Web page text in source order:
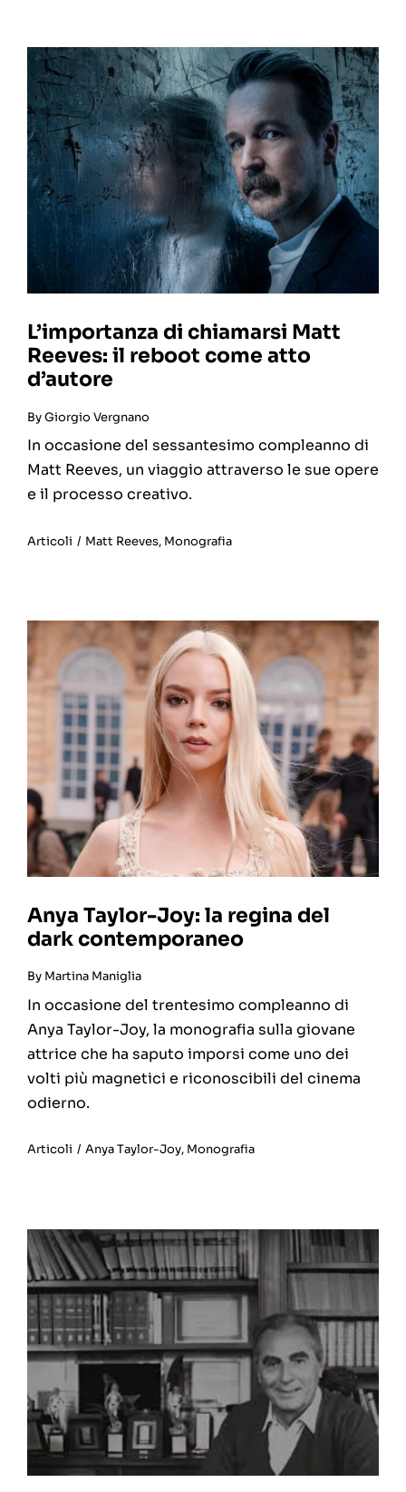
L’importanza di chiamarsi Matt
Reeves: il reboot come atto
d’autore
ByGiorgio Vergnano
In occasione del sessantesimo compleanno di
Matt Reeves, un viaggio attraverso le sue opere
e il processo creativo.
Articoli / Matt Reeves, Monografia
Anya Taylor-Joy: la regina del
dark contemporaneo
By Martina Maniglia
In occasione del trentesimo compleanno di
Anya Taylor-Joy, la monografia sulla giovane
attrice che ha saputo imporsi come uno dei
volti più magnetici e riconoscibili del cinema
odierno.
Articoli / Anya Taylor-Joy, Monografia